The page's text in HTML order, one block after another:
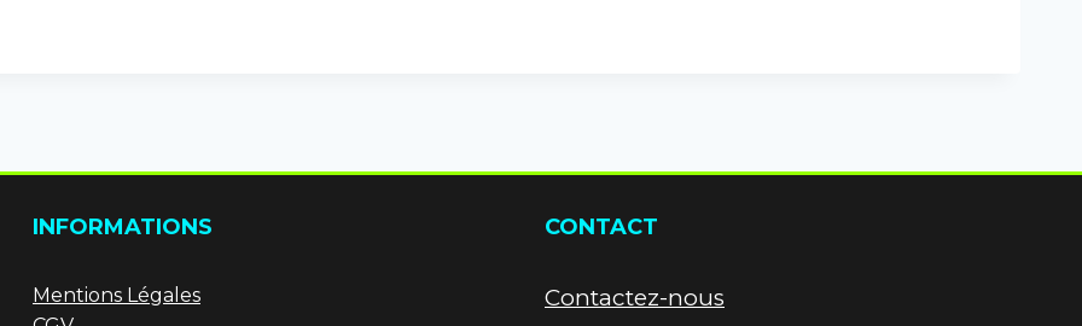
INFORMATIONS
Mentions Légales
CONTACT
Contactez-nous